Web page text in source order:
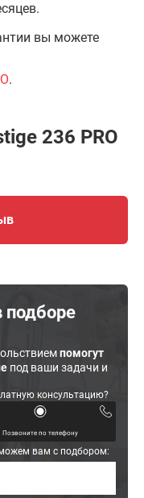
вы можете
.
236 PRO
помогут
под ваши задачи и
консультацию?
Позвоните по телефону
вам с подбором: